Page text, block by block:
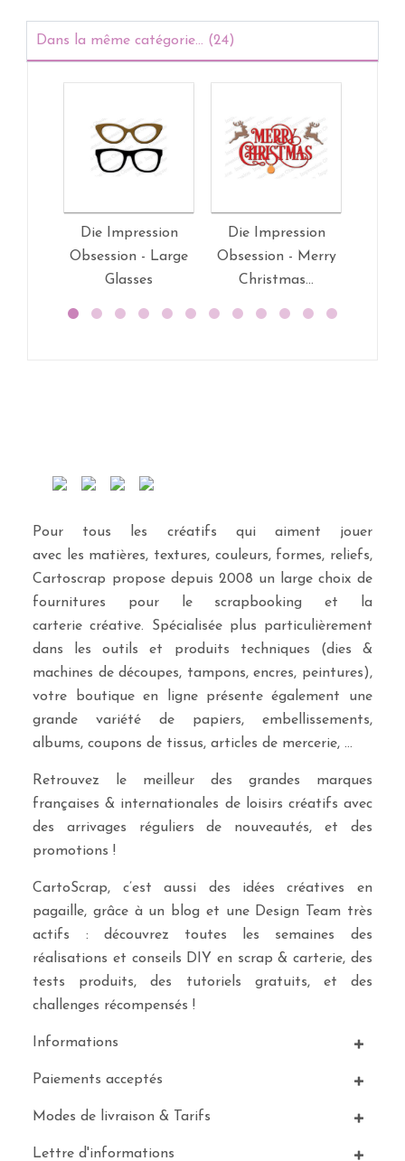
Dans la même catégorie... (24)
Die Impression
Obsession - Large
Glasses
Die Impression
Obsession - Merry
Christmas...
Pour tous les créatifs qui aiment jouer
avec les matières, textures, couleurs, formes, reliefs,
Cartoscrap propose depuis 2008 un large choix de
fournitures pour le scrapbooking et la
carterie créative. Spécialisée plus particulièrement
dans les outils et produits techniques (dies &
machines de découpes, tampons, encres, peintures),
votre boutique en ligne présente également une
grande variété de papiers, embellissements,
albums, coupons de tissus, articles de mercerie, …
Retrouvez le meilleur des grandes marques
françaises & internationales de loisirs créatifs avec
des arrivages réguliers de nouveautés, et des
promotions !
CartoScrap, c’est aussi des idées créatives en
pagaille, grâce à un blog et une Design Team très
actifs : découvrez toutes les semaines des
réalisations et conseils DIY en scrap & carterie, des
tests produits, des tutoriels gratuits, et des
challenges récompensés !
Informations
Paiements acceptés
Modes de livraison & Tarifs
Lettre d'informations